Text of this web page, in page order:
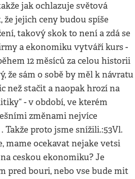
jak ochlazuje světová
že jejich ceny budou spíše
takový skok to není a zdá se
a ekonomiku vytváří kurs -
12 měsíců za celou historii
že sám o sobě by měl k návratu
než stačit a naopak hrozí na
- v období, ve kterém
změnami nejvíce
proto jsme snížili.:53Vl.
mame ocekavat nejake vetsi
ceskou ekonomiku? Je
pred bouri, nebo vse bude mit